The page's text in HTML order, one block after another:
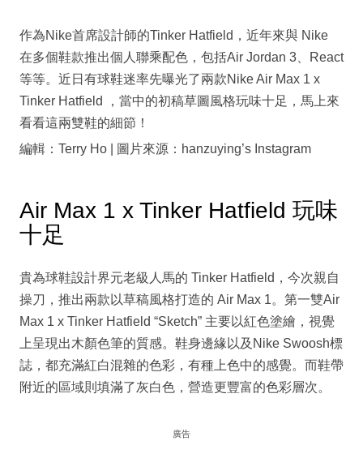
作為Nike首席設計師的Tinker Hatfield，近年來與 Nike
在多個鞋款推出個人聯乘配色，包括Air Jordan 3、React
等等。近日有球鞋迷率先曝光了兩款Nike Air Max 1 x
Tinker Hatfield ，當中的初稿草圖風格玩味十足，馬上來
看看這兩雙鞋的細節！
編輯：Terry Ho | 圖片來源：hanzuying’s Instagram
Air Max 1 x Tinker Hatfield 玩味
十足
貴為球鞋設計界元老級人馬的 Tinker Hatfield，今次親自
操刀，推出兩款以草稿風格打造的 Air Max 1。第一雙Air
Max 1 x Tinker Hatfield “Sketch” 主要以紅色塗繪，視覺
上呈現出木顏色筆的質感。鞋身邊緣以及Nike Swoosh標
誌，都充滿紅白混雜的色彩，有種上色中的感覺。而鞋帶
附近的區域則填滿了灰白色，營造更豐富的色彩層次。
廣告